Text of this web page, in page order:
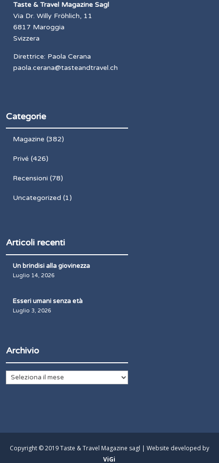
Taste & Travel Magazine Sagl
Via Dr. Willy Fröhlich, 11
6817 Maroggia
Svizzera
Direttrice: Paola Cerana
paola.cerana@tasteandtravel.ch
Categorie
Magazine (382)
Privé (426)
Recensioni (78)
Uncategorized (1)
Articoli recenti
Un brindisi alla giovinezza
Luglio 14, 2026
Esseri umani senza età
Luglio 3, 2026
Archivio
Copyright © 2019 Taste & Travel Magazine sagl | Website developed by
ViGi